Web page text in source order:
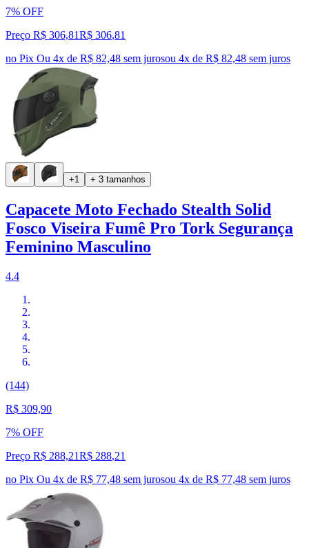
7% OFF
Preço R$ 306,81R$ 306,81
no Pix Ou 4x de R$ 82,48 sem jurosou 4x de R$ 82,48 sem juros
+1 + 3 tamanhos
Capacete Moto Fechado Stealth Solid
Fosco Viseira Fumê Pro Tork Segurança
Feminino Masculino
4.4
(144)
R$ 309,90
7% OFF
Preço R$ 288,21R$ 288,21
no Pix Ou 4x de R$ 77,48 sem jurosou 4x de R$ 77,48 sem juros